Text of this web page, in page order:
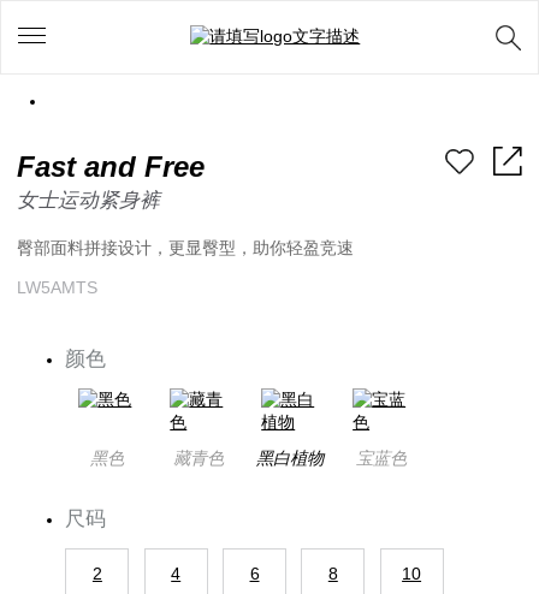
Fast and Free
女士运动紧身裤
臀部面料拼接设计，更显臀型，助你轻盈竞速
LW5AMTS
颜色
黑色 藏青色 黑白植物 宝蓝色
尺码
2 4 6 8 10